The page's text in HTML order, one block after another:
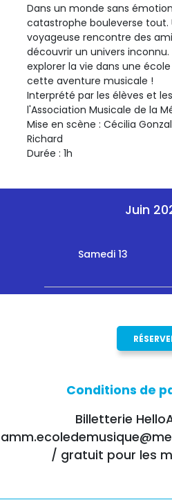
Dans un monde sans
catastrophe bouleverse tout.
voyageuse rencontre des
découvrir un univers inconnu.
explorer la vie dans une
cette aventure musicale !
Interprété par les élèves et
l'Association Musicale de la
Mise en scène : Cécilia
Richard
Durée : 1h
Juin
Samedi 13
Conditions de
Billetterie
/ gratuit pour les